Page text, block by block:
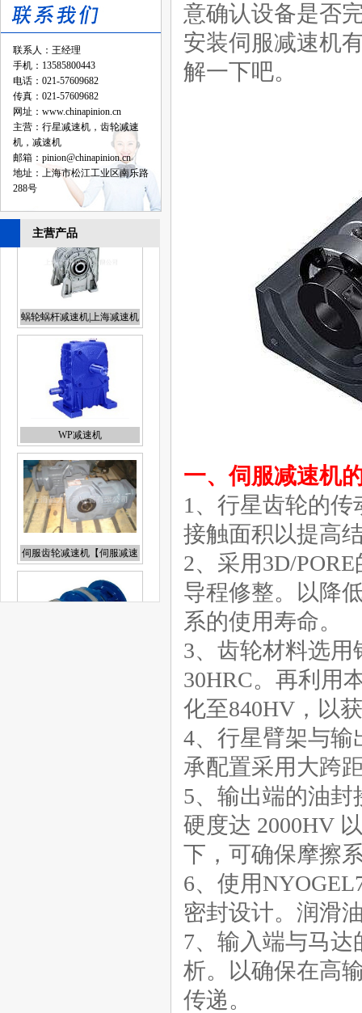
联系人：王经理
手机：13585800443
电话：021-57609682
传真：021-57609682
网址：www.chinapinion.cn
主营： 行星减速机 ， 齿轮减速
机 ， 减速机
邮箱：pinion@chinapinion.cn
地址：上海市松江工业区南乐路
288号
主营产品
WP减速机
伺服齿轮减速机【伺服减速
机】
P系列行星减速机|行星减速
意确认设备是否
安装伺服减速机
解一下吧。
一、伺服减速机
1、行星齿轮的
接触面积以提高
2、采用3D/
导程修整。以降
系的使用寿命。
3、齿轮材料选
30HRC。再利用
化至840HV，以
4、行星臂架与
承配置采用大跨
5、输出端的油
硬度达 2000HV
下，可确保摩擦
6、使用
密封设计。润滑
7、输入端与马
析。以确保在高
传递。